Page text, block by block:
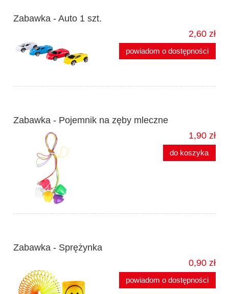
Zabawka - Auto 1 szt.
2,60 zł
powiadom o dostępności
Zabawka - Pojemnik na zęby mleczne
1,90 zł
do koszyka
Zabawka - Sprężynka
0,90 zł
powiadom o dostępności